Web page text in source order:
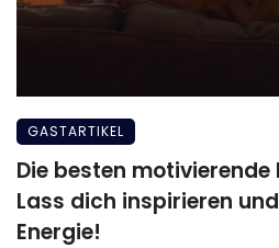
GASTARTIKEL
Die besten motivierende
Lass dich inspirieren
Energie!